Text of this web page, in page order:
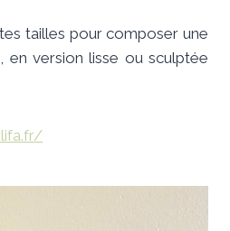
tailles pour composer une
version lisse ou sculptée